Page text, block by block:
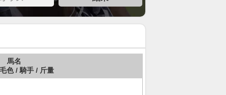
馬名
色 / 騎手 / 斤量